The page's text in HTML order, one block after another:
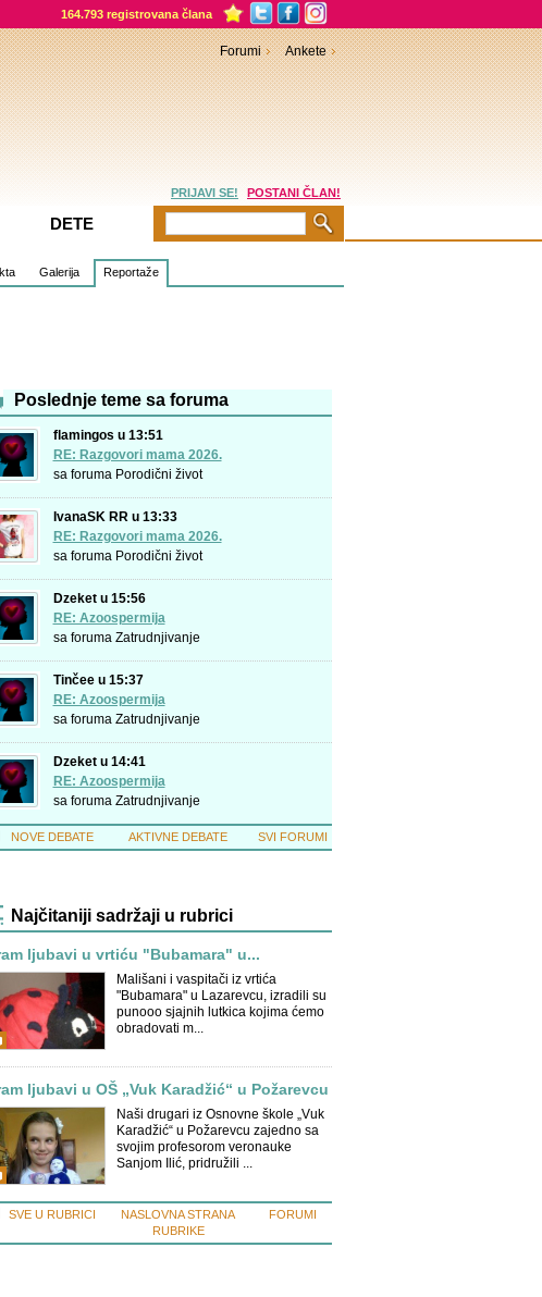
164.793 registrovana člana
Galerija Reportaže
Poslednje teme sa foruma
flamingos u 13:51
RE: Razgovori mama 2026.
sa foruma Porodični život
IvanaSK RR u 13:33
RE: Razgovori mama 2026.
sa foruma Porodični život
Dzeket u 15:56
RE: Azoospermija
sa foruma Zatrudnjivanje
Tinčee u 15:37
RE: Azoospermija
sa foruma Zatrudnjivanje
Dzeket u 14:41
RE: Azoospermija
sa foruma Zatrudnjivanje
NOVE DEBATE AKTIVNE DEBATE SVI FORUMI
Najčitaniji sadržaji u rubrici
ljubavi u vrtiću "Bubamara" u...
Mališani i vaspitači iz vrtića
"Bubamara" u Lazarevcu, izradili su
punooo sjajnih lutkica kojima ćemo
obradovati m...
ljubavi u OŠ „Vuk Karadžić“ u Požarevcu
Naši drugari iz Osnovne škole „Vuk
Karadžić“ u Požarevcu zajedno sa
svojim profesorom veronauke
Sanjom Ilić, pridružili ...
SVE U RUBRICI
NASLOVNA STRANA
RUBRIKE
FORUMI
Forumi Ankete
PRIJAVI SE! POSTANI ČLAN!
DETE